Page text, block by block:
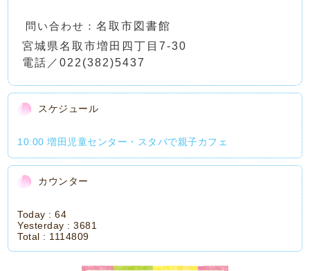
問い合わせ：名取市図書館
宮城県名取市増田四丁目7-30
電話／022(382)5437
スケジュール
10:00 増田児童センター・スタバで親子カフェ
カウンター
Today :64
Yesterday :3681
Total : 1114809